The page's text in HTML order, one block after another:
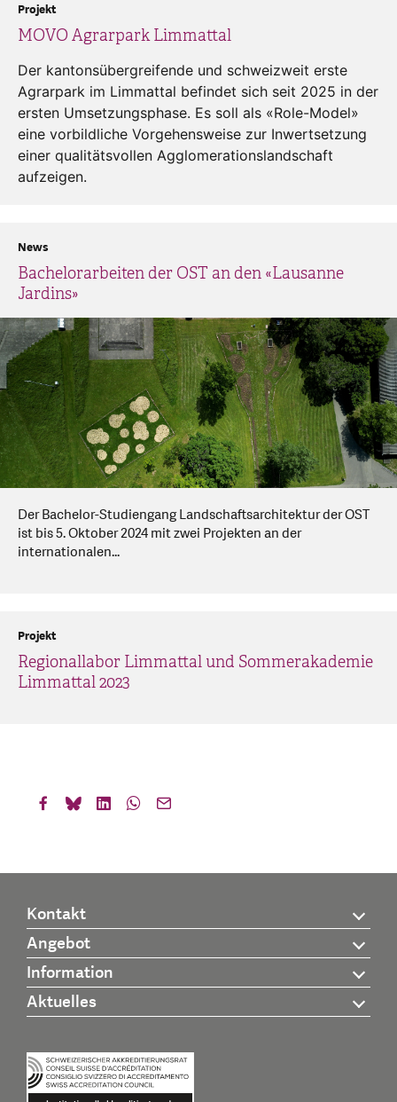
MOVO Agrarpark Limmattal
Projekt
Der kantonsübergreifende und schweizweit erste
Agrarpark im Limmattal befindet sich seit 2025 in der
ersten Umsetzungsphase. Es soll als «Role-Model»
eine vorbildliche Vorgehensweise zur Inwertsetzung
einer qualitätsvollen Agglomerationslandschaft
aufzeigen.
Bachelorarbeiten der OST an den «Lausanne
Jardins»
News
Der Bachelor-Studiengang Landschaftsarchitektur der OST
ist bis 5. Oktober 2024 mit zwei Projekten an der
internationalen...
Regionallabor Limmattal und Sommerakademie
Limmattal 2023
Projekt
Kontakt
Angebot
Information
Aktuelles